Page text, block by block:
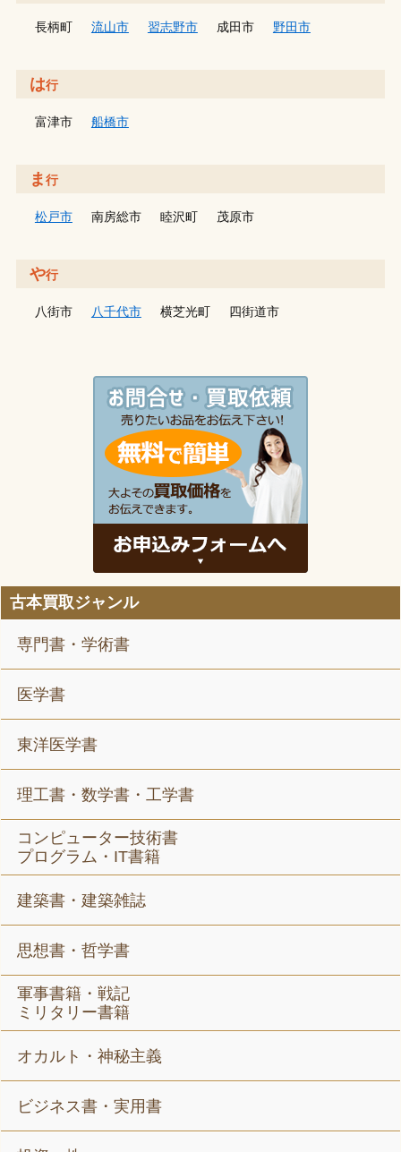
長柄町 流山市 習志野市 成田市 野田市
は行
富津市 船橋市
ま行
松戸市 南房総市 睦沢町 茂原市
や行
八街市 八千代市 横芝光町 四街道市
古本買取ジャンル
専門書・学術書
医学書
東洋医学書
理工書・数学書・工学書
コンピューター技術書
プログラム・IT書籍
建築書・建築雑誌
思想書・哲学書
軍事書籍・戦記
ミリタリー書籍
オカルト・神秘主義
ビジネス書・実用書